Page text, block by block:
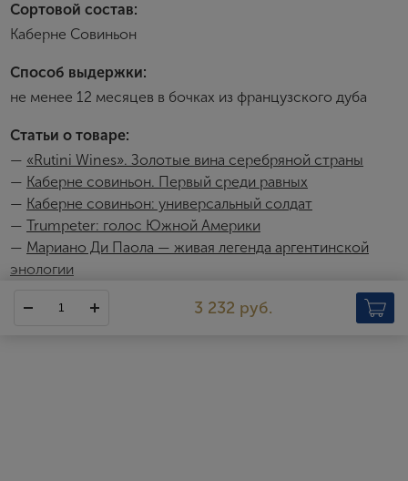
Сортовой состав:
Каберне Совиньон
Способ выдержки:
не менее 12 месяцев в бочках из французского дуба
Статьи о товаре:
— «Rutini Wines». Золотые вина серебряной страны
— Каберне совиньон. Первый среди равных
— Каберне cовиньон: универсальный солдат
— Trumpeter: голос Южной Америки
— Мариано Ди Паола — живая легенда аргентинской
энологии
3 232 руб.
Я согласен с условиямипользовательского
соглашения
Я хочу получать инфромацию об акциях и купоны со